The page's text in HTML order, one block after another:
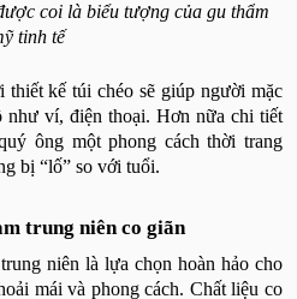
coi là biểu tượng của gu thẩm
tinh tế
thiết kế túi chéo sẽ giúp người mặc
như ví, điện thoại. Hơn nữa chi tiết
ông một phong cách thời trang
bị “lố” so với tuổi.
trung niên co giãn
niên là lựa chọn hoàn hảo cho
mái và phong cách. Chất liệu co